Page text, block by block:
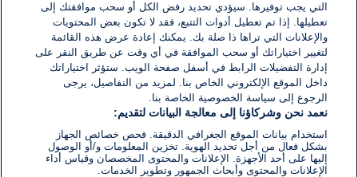
التي يجب توفيرها. سيؤدي تحديد رفض الكل أو سحب موافقتك إلى
تعطيلها. إذا تم تعطيل أدوات التتبع، فقد لا تكون بعض المحتويات
والإعلانات التي تراها ذا صلة بك. يمكنك إعادة عرض هذه القائمة
لتغيير اختياراتك أو سحب الموافقة في أي وقت عن طريق النقر على
إدارة التفضيلات الرابط في أسفل صفحة الويب. ستؤثر اختياراتك
داخل الموقع الإلكتروني الخاص بنا. لمزيد من التفاصيل، يرجى
الرجوع إلى سياسة الخصوصية الخاصة بنا.
نعمد نحن وشركاؤنا إلى معالجة البيانات لتقديم:
استخدام بيانات الموقع الجغرافي الدقيقة. فحص خصائص الجهاز
بشكل فعال من أجل تحديد الهوية. تخزين المعلومات و/أو الوصول
إليها على أحد الأجهزة. الإعلانات والمحتوى المخصصان وقياس أداء
الإعلانات والمحتوى وأبحاث الجمهور وتطوير الخدمات.